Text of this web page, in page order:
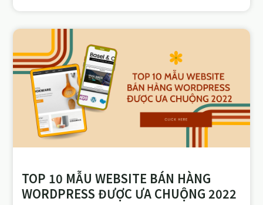
TOP 10 MẪU WEBSITE BÁN HÀNG
WORDPRESS ĐƯỢC ƯA CHUỘNG 2022